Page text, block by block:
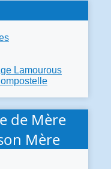
Lamourous
de Mère
Mère